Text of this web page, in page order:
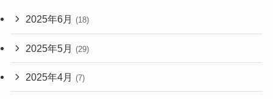
2025年6月 (18)
2025年5月 (29)
2025年4月 (7)